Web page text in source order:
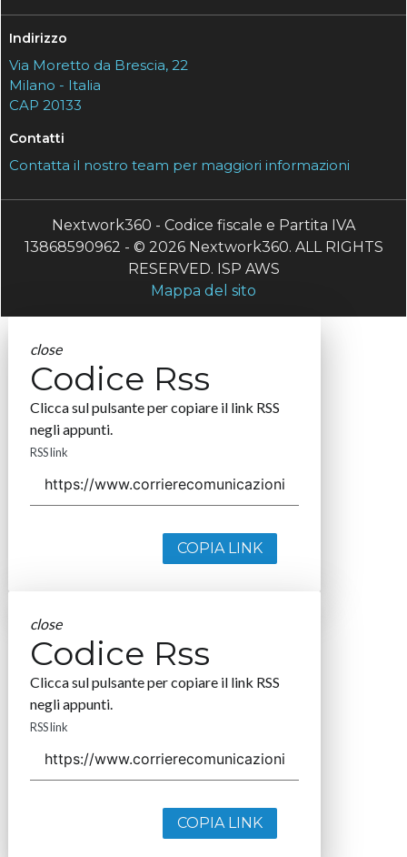
Indirizzo
Via Moretto da Brescia, 22
Milano - Italia
CAP 20133
Contatti
Contatta il nostro team per maggiori informazioni
Nextwork360 - Codice fiscale e Partita IVA
13868590962 - © 2026 Nextwork360. ALL RIGHTS
RESERVED. ISP AWS
Mappa del sito
close
Codice Rss
Clicca sul pulsante per copiare il link RSS
negli appunti.
RSS link
COPIA LINK
close
Codice Rss
Clicca sul pulsante per copiare il link RSS
negli appunti.
RSS link
COPIA LINK